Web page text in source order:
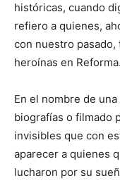
históricas, cuando
refiero a quienes,
con nuestro
heroínas en Reforma.
En el nombre de
biografías o filmado
invisibles que con
aparecer a quienes
lucharon por su